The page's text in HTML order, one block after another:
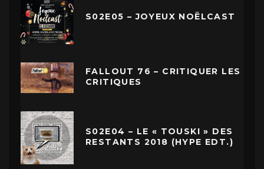
S02E05 – JOYEUX NOËLCAST
FALLOUT 76 – CRITIQUER LES
CRITIQUES
S02E04 – LE « TOUSKI » DES
RESTANTS 2018 (HYPE EDT.)